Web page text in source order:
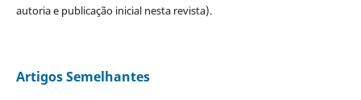
autoria e publicação inicial nesta revista).
Artigos Semelhantes